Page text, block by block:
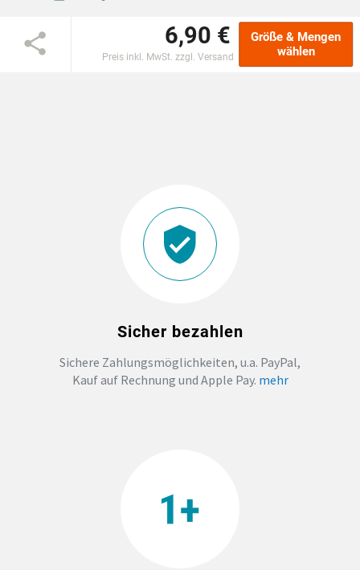
EINSCHULUNG 6,90 €
Preis inkl. MwSt. zzgl. Versand
Größe & Mengen
wählen
Sicher bezahlen
Sichere Zahlungsmöglichkeiten, u.a. PayPal,
Kauf auf Rechnung und Apple Pay. mehr